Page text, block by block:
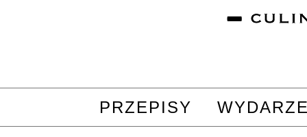
PRZEPISY